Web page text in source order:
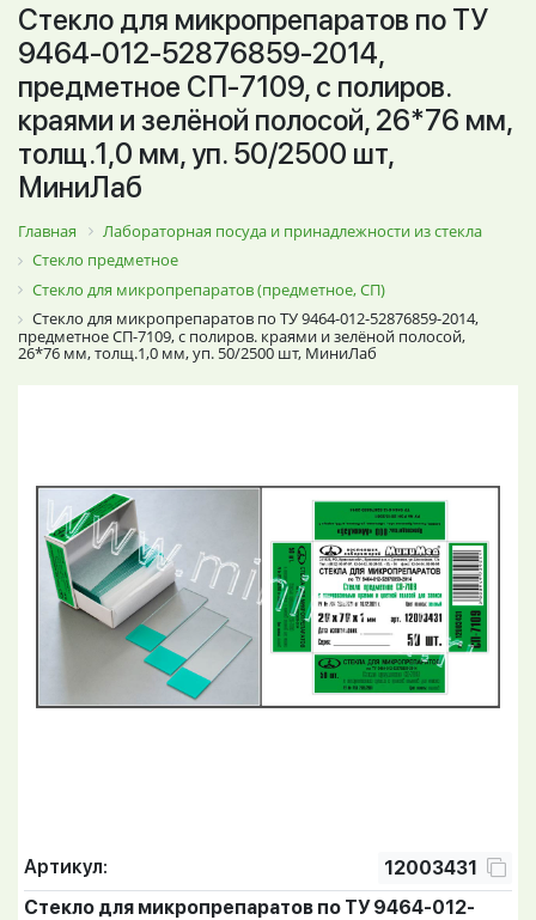
Стекло для микропрепаратов по ТУ
9464-012-52876859-2014,
предметное СП-7109, с полиров.
краями и зелёной полосой, 26*76 мм,
толщ.1,0 мм, уп. 50/2500 шт,
МиниЛаб
Главная
Лабораторная посуда и принадлежности из стекла
Стекло предметное
Стекло для микропрепаратов (предметное, СП)
Стекло для микропрепаратов по ТУ 9464-012-52876859-2014,
предметное СП-7109, с полиров. краями и зелёной полосой,
26*76 мм, толщ.1,0 мм, уп. 50/2500 шт, МиниЛаб
Артикул:
12003431
Стекло для микропрепаратов по ТУ 9464-012-